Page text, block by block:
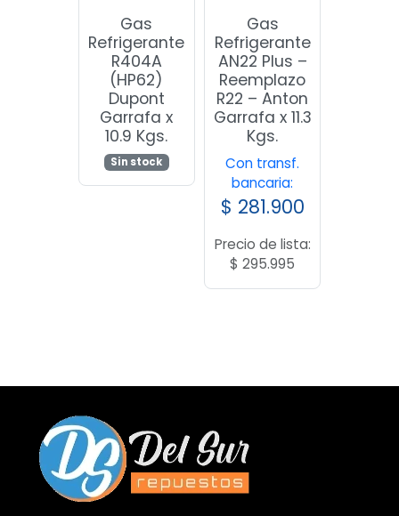
Gas
Refrigerante
R404A
(HP62)
Dupont
Garrafa x
10.9 Kgs.
Sin stock
Gas
Refrigerante
AN22 Plus –
Reemplazo
R22 – Anton
Garrafa x 11.3
Kgs.
Con transf.
bancaria:
$ 281.900
Precio de lista:
$ 295.995